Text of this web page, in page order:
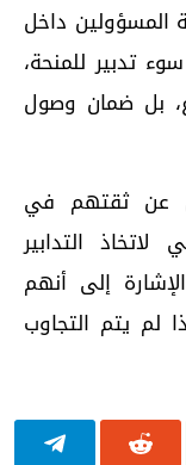
داخل
تدبير للمنحة،
بل ضمان وصول
عن ثقتهم في
التدابير
إلى أنهم
لم يتم التجاوب